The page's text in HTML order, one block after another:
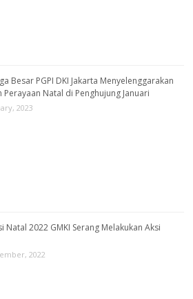
Besar PGPI DKI Jakarta Menyelenggarakan
Perayaan Natal di Penghujung Januari
2023
Natal 2022 GMKI Serang Melakukan Aksi
2022